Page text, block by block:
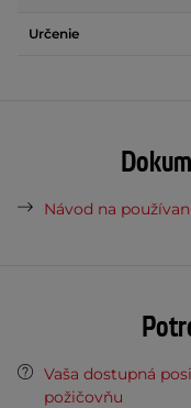
Určenie
Návod na
Vaša dostupná
požičovňu